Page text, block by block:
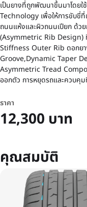
เป็นยางที่ถูกพัฒนาขึ้นมาโดย
Technology เพื่อให้การขับขี่ที่
ถนนแห้งและผิวถนนเปียก ด้ว
(Asymmetric Rib Design)
Stiffness Outer Rib ดอกย
Groove,Dynamic Taper
Asymmetric Tread
ออกตัว การหยุดรถและควบคุ
ราคา
12,300 บาท
คุณสมบัติ